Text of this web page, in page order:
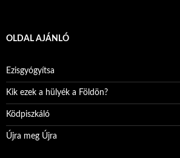
OLDAL AJÁNLÓ
Ezisgyógyítsa
Kik ezek a hülyék a Földön?
Ködpiszkáló
Újra meg Újra